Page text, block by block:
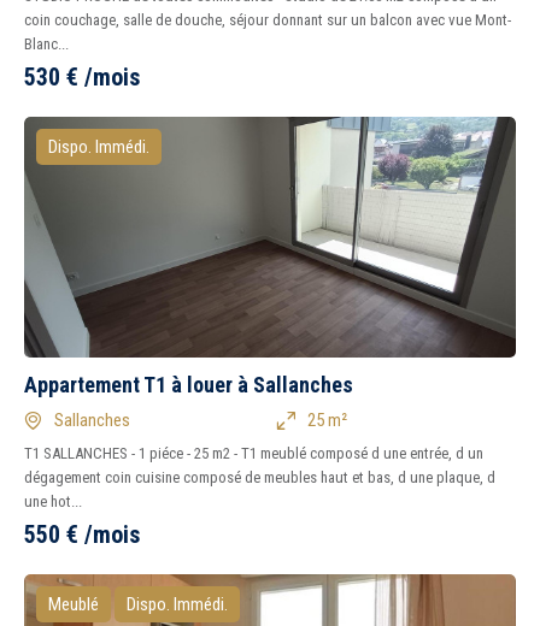
coin couchage, salle de douche, séjour donnant sur un balcon avec vue Mont-
Blanc...
530 € /mois
Dispo. Immédi.
Appartement T1 à louer à Sallanches
Sallanches 25 m²
T1 SALLANCHES - 1 piéce - 25 m2 - T1 meublé composé d une entrée, d un
dégagement coin cuisine composé de meubles haut et bas, d une plaque, d
une hot...
550 € /mois
Meublé Dispo. Immédi.